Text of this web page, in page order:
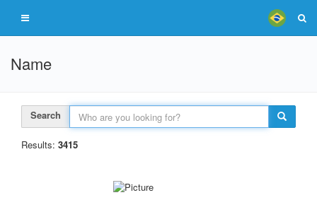
Name
Search
Results: 3415